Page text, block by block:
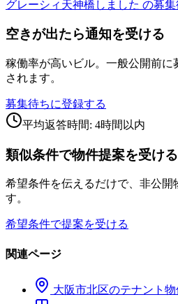
グレーシィ天神橋しました の募
空きが出たら通知を受ける
稼働率が高いビル。一般公開前に
されます。
募集待ちに登録する
平均返答時間: 4時間以内
類似条件で物件提案を受ける
希望条件を伝えるだけで、非公開
す。
希望条件で提案を受ける
関連ページ
大阪市北区のテナント物